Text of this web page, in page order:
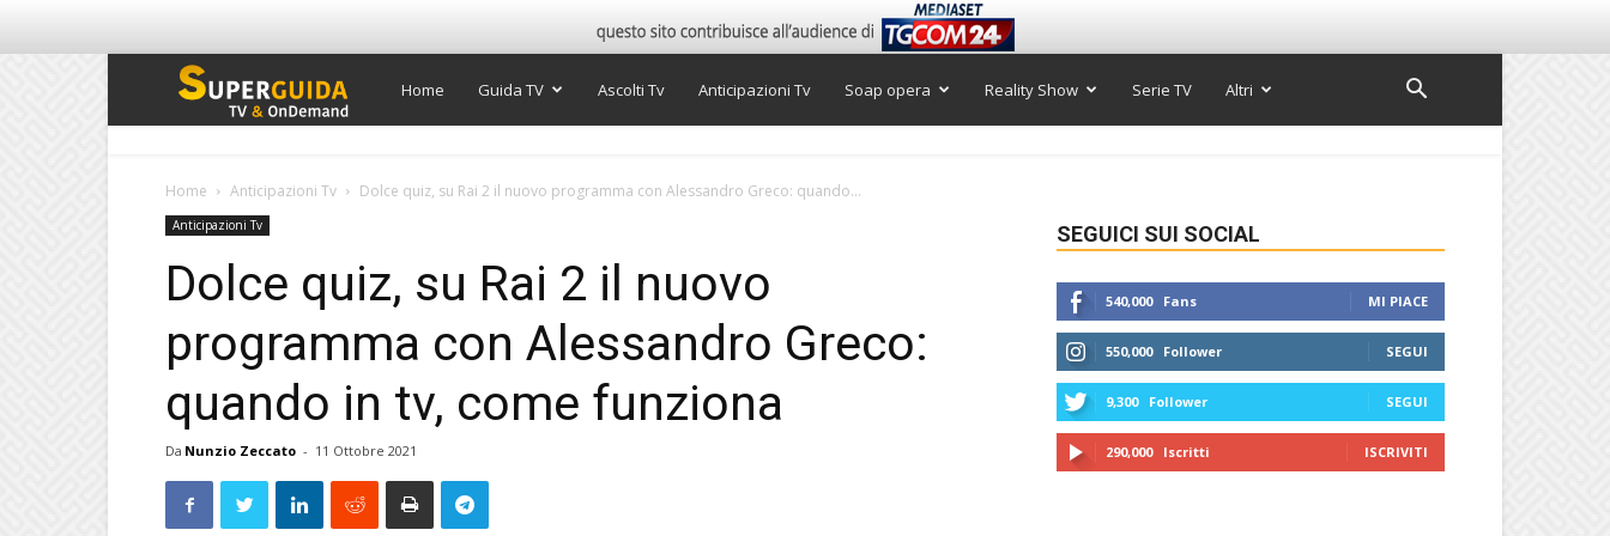
Super
Home Guida TV Ascolti Tv Anticipazioni Tv Soap opera Reality Show Serie TV Altri
Home Anticipazioni Tv Dolce quiz, su Rai 2 il nuovo programma con Alessandro Greco: quando...
Anticipazioni Tv
Dolce quiz, su Rai 2 il nuovo
programma con Alessandro Greco:
quando in tv, come funziona
Da Nunzio Zeccato - 11 Ottobre 2021
SEGUICI SUI SOCIAL
540,000 Fans MI PIACE
550,000 Follower SEGUI
9,300 Follower SEGUI
290,000 Iscritti ISCRIVITI